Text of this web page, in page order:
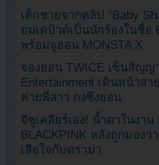
เด็กชายจากคลิป “Baby
ยมเดบิวต์เป็นนักร้องในชื่อ
พร้อมจูฮอน MONSTA X
จองยอน TWICE เซ็นสัญญ
Entertainment เดินหน้าสา
ค่ายพี่สาว กงซึงยอน
จีซูเคลียร์เอง! น้ำตาในงาน
BLACKPINK หลังถูกมองว่
เสียใจกับดราม่า